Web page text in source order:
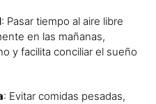
: Pasar tiempo al aire libre
en las mañanas,
y facilita conciliar el sueño
: Evitar comidas pesadas,